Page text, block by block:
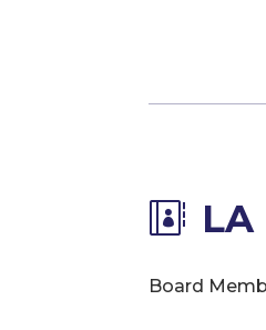
 LA
Board